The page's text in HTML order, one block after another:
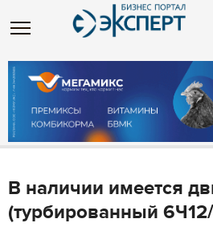
В наличии имеется
(турбированный